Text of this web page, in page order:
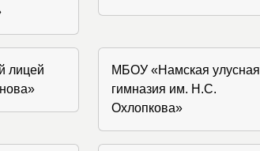
лицей
МБОУ «Намская улусная
гимназия им. Н.С.
Охлопкова»